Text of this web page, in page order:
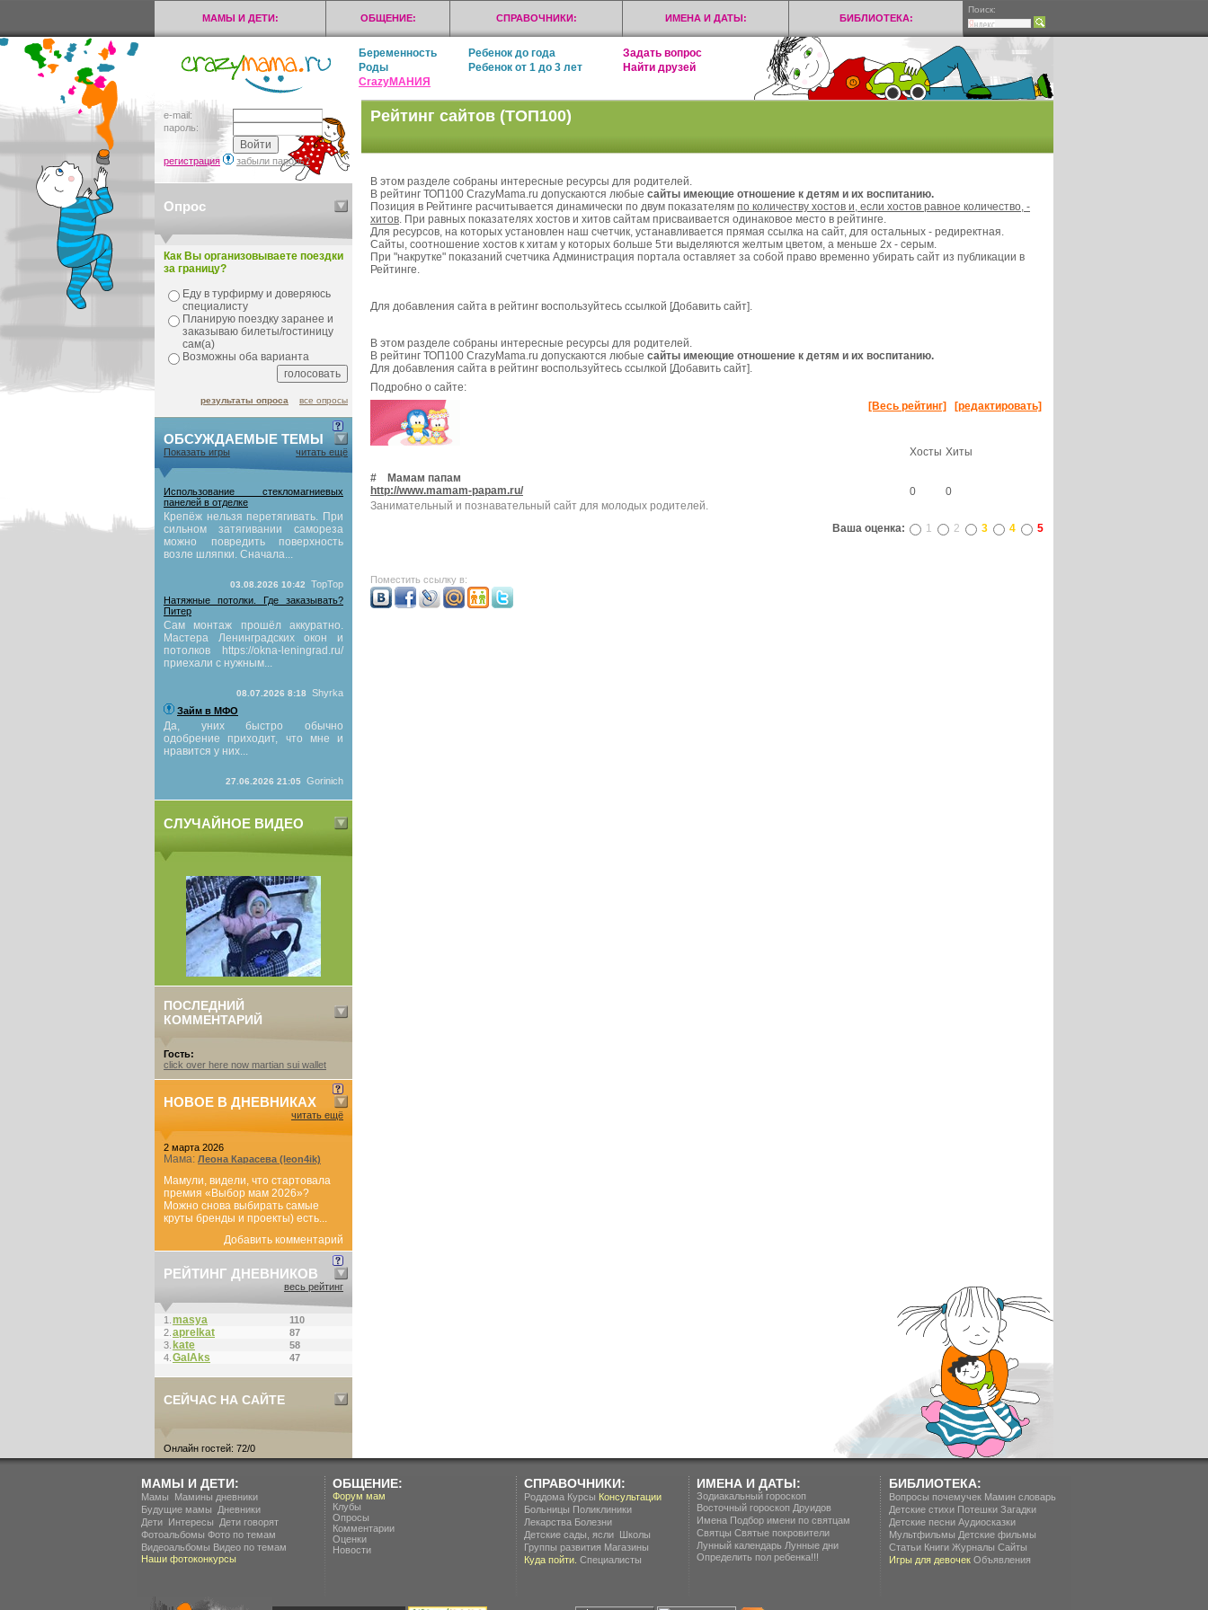
МАМЫ И ДЕТИ: ОБЩЕНИЕ: СПРАВОЧНИКИ: ИМЕНА И ДАТЫ: БИБЛИОТЕКА:
Поиск:
Беременность Ребенок до года
Задать вопрос
Роды
Ребенок от 1 до 3 лет
Найти друзей
CrazyМАНИЯ
e-mail:
пароль:
регистрация забыли пароль?
Опрос
Как Вы организовываете поездки
за границу?
Еду в турфирму и доверяюсь
специалисту
Планирую поездку заранее и
заказываю билеты/гостиницу
сам(а)
Возможны оба варианта
результаты опроса все опросы
ОБСУЖДАЕМЫЕ ТЕМЫ
Показать игры читать ещё
Использование стекломагниевых
панелей в отделке
Крепёж нельзя перетягивать. При
сильном затягивании самореза
можно повредить поверхность
возле шляпки. Сначала...
03.08.2026 10:42
TopTop
Натяжные потолки. Где заказывать?
Питер
Сам монтаж прошёл аккуратно.
Мастера Ленинградских окон и
потолков https://okna-leningrad.ru/
приехали с нужным...
08.07.2026 8:18
Shyrka
Займ в МФО
Да, уних быстро обычно
одобрение приходит, что мне и
нравится у них...
27.06.2026 21:05 Gorinich
СЛУЧАЙНОЕ ВИДЕО
ПОСЛЕДНИЙ
КОММЕНТАРИЙ
Гость:
click over here now martian sui wallet
НОВОЕ В ДНЕВНИКАХ
читать ещё
2 марта 2026
Мама: Леона Карасева (leon4ik)
Мамули, видели, что стартовала
премия «Выбор мам 2026»?
Можно снова выбирать самые
круты бренды и проекты) есть...
Добавить комментарий
РЕЙТИНГ ДНЕВНИКОВ
весь рейтинг
1. masya
110
2. aprelkat
87
3. kate
58
4. GalAks 47
СЕЙЧАС НА САЙТЕ
Онлайн гостей: 72/0
Рейтинг сайтов (ТОП100)
В этом разделе собраны интересные ресурсы для родителей.
В рейтинг ТОП100 CrazyMama.ru допускаются любые сайты имеющие отношение к детям и их воспитанию.
Позиция в Рейтинге расчитывается динамически по двум показателям по количеству хостов и, если хостов равное количество, -
хитов . При равных показателях хостов и хитов сайтам присваивается одинаковое место в рейтинге.
Для ресурсов, на которых установлен наш счетчик, устанавливается прямая ссылка на сайт, для остальных - редиректная.
Сайты, соотношение хостов к хитам у которых больше 5ти выделяются желтым цветом, а меньше 2х - серым.
При "накрутке" показаний счетчика Администрация портала оставляет за собой право временно убирать сайт из публикации в
Рейтинге.
Для добавления сайта в рейтинг воспользуйтесь ссылкой [Добавить сайт].
В этом разделе собраны интересные ресурсы для родителей.
В рейтинг ТОП100 CrazyMama.ru допускаются любые сайты имеющие отношение к детям и их воспитанию.
Для добавления сайта в рейтинг воспользуйтесь ссылкой [Добавить сайт].
Подробно о сайте:
[Весь рейтинг]
[редактировать]
Хосты Хиты
# Мамам папам
http://www.mamam-papam.ru/
0
0
Занимательный и познавательный сайт для молодых родителей.
Ваша оценка:
1 2 3 4 5
Поместить ссылку в:
МАМЫ И ДЕТИ:
Мамы
Мамины дневники
Будущие мамы
Дневники
Дети Интересы
Дети говорят
Фотоальбомы Фото по темам
Видеоальбомы Видео по темам
Наши фотоконкурсы
ОБЩЕНИЕ:
Форум мам
Клубы
Опросы
Комментарии
Оценки
Новости
СПРАВОЧНИКИ:
Роддома Курсы Консультации
Больницы Поликлиники
Лекарства Болезни
Детские сады, ясли Школы
Группы развития Магазины
Куда пойти. Специалисты
ИМЕНА И ДАТЫ:
Зодиакальный гороскоп
Восточный гороскоп Друидов
Имена Подбор имени по святцам
Святцы Святые покровители
Лунный календарь Лунные дни
Определить пол ребенка!!!
БИБЛИОТЕКА:
Вопросы почемучек Мамин словарь
Детские стихи Потешки Загадки
Детские песни Аудиосказки
Мультфильмы Детские фильмы
Статьи Книги Журналы Сайты
Игры для девочек Объявления